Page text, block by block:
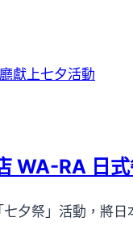
WA-RA 日
夕祭」活動，將